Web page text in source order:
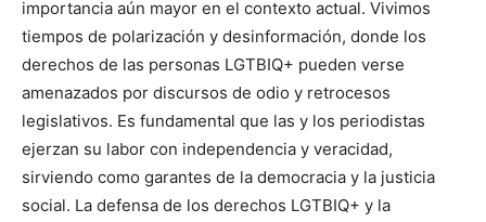
importancia aún mayor en el contexto actual. Vivimos
tiempos de polarización y desinformación, donde los
derechos de las personas LGTBIQ+ pueden verse
amenazados por discursos de odio y retrocesos
legislativos. Es fundamental que las y los periodistas
ejerzan su labor con independencia y veracidad,
sirviendo como garantes de la democracia y la justicia
social. La defensa de los derechos LGTBIQ+ y la